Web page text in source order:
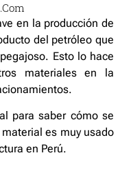
en la producción de
del petróleo que
Esto lo hace
materiales en la
para saber cómo se
es muy usado
en Perú.